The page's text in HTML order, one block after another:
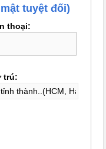
tuyệt đối)
thoại:
trú: